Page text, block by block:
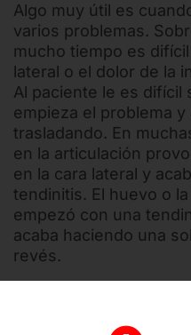
Algo muy útil es
varios problemas.
mucho tiempo es
lateral o el dolor de la
Al paciente le es difícil
empieza el problema
trasladando. En
en la articulación
en la cara lateral y
tendinitis. El huevo o
empezó con una
acaba haciendo una
revés.
zonas